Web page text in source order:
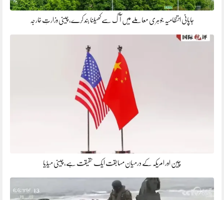
جاپانی انتظامیہ جوہری معاملے میں آگ سے کھیلنا بند کرے، چینی وزارتِ خارجہ
چین اور امریکہ کے درمیان مسابقت ایک حقیقت ہے، چینی میڈیا